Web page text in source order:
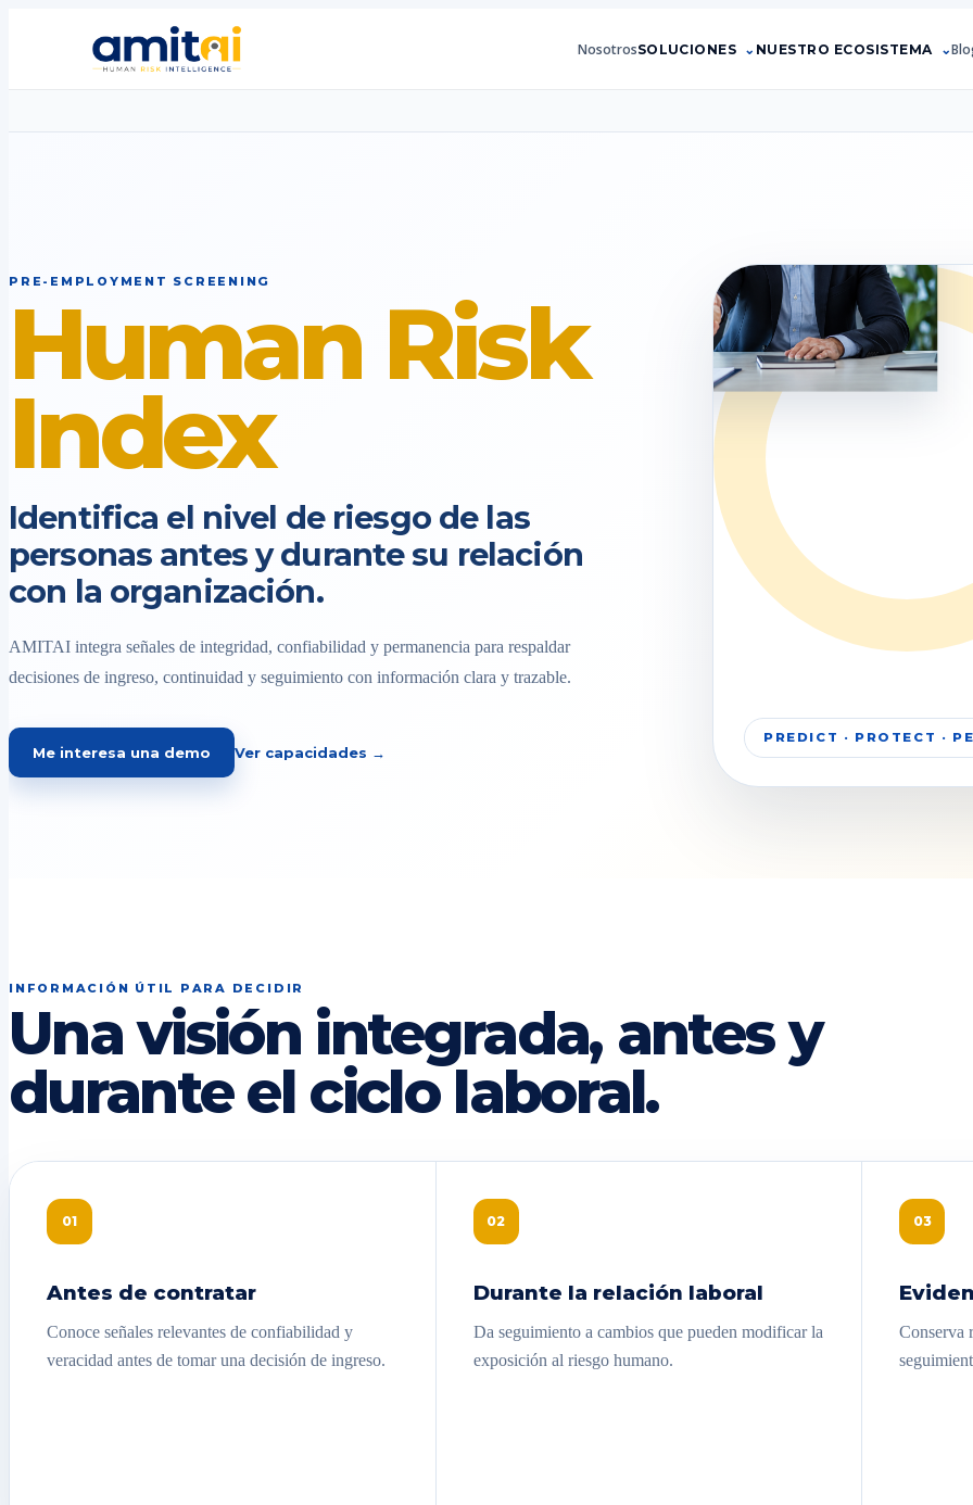
NosotrosSOLUCIONES NUESTRO ECOSISTEMA
PRE-EMPLOYMENT SCREENING
Human Risk
Index
Identifica el nivel de riesgo de las
personas antes y durante su relación
con la organización.
AMITAI integra señales de integridad, confiabilidad y permanencia para respaldar
decisiones de ingreso, continuidad y seguimiento con información clara y trazable.
Me interesa una demo Ver capacidades →
PREDICT · PROTECT ·
INFORMACIÓN ÚTIL PARA DECIDIR
Una visión integrada, antes y
durante el ciclo laboral.
01
Antes de contratar
Conoce señales relevantes de confiabilidad y
veracidad antes de tomar una decisión de ingreso.
02
Durante la relación laboral
Da seguimiento a cambios que pueden modificar la
exposición al riesgo humano.
03
Conserva